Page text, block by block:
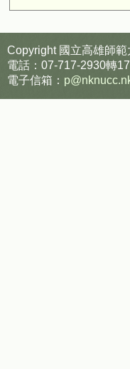
Copyright 國立高雄師範
電話：07-717-2930轉
電子信箱：